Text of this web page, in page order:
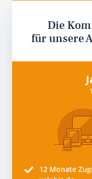
Die
für unsere
12 Monate